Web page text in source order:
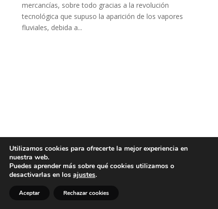
mercancías, sobre todo gracias a la revolución
tecnológica que supuso la aparición de los vapores
fluviales, debida a...
Utilizamos cookies para ofrecerte la mejor experiencia en
nuestra web.
Puedes aprender más sobre qué cookies utilizamos o
desactivarlas en los ajustes.
Aceptar Rechazar cookies